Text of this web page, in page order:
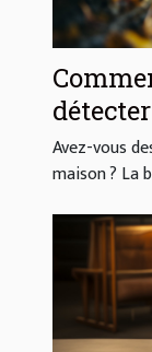
Avez-vous
maison ? La